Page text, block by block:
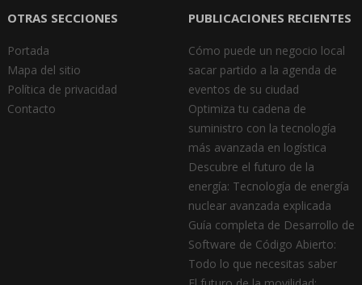
OTRAS SECCIONES
Portada
Mapa del sitio
Política de privacidad
Contacto
PUBLICACIONES RECIENTES
Cómo puede un negocio local
sacar partido a la agenda de
eventos de su ciudad
Optimiza tu cadena de
suministro con la tecnología
más avanzada en logística
Descubre el futuro de la
energía: Tecnología de energía
nuclear avanzada explicada
Guía completa de Desarrollo de
Software de Código Abierto:
Todo lo que necesitas saber